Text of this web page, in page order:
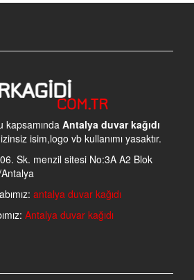
kapsamında Antalya duvar kağıdı
isim,logo vb kullanımı yasaktır.
Sk. menzil sitesi No:3A A2 Blok
antalya duvar kağıdı
Antalya duvar kağıdı